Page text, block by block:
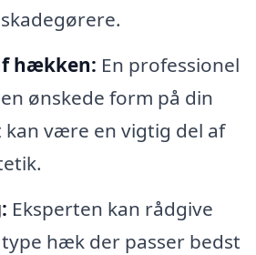
hækken: En professionel
ønskede form på din
være en vigtig del af
Eksperten kan rådgive
hæk der passer bedst